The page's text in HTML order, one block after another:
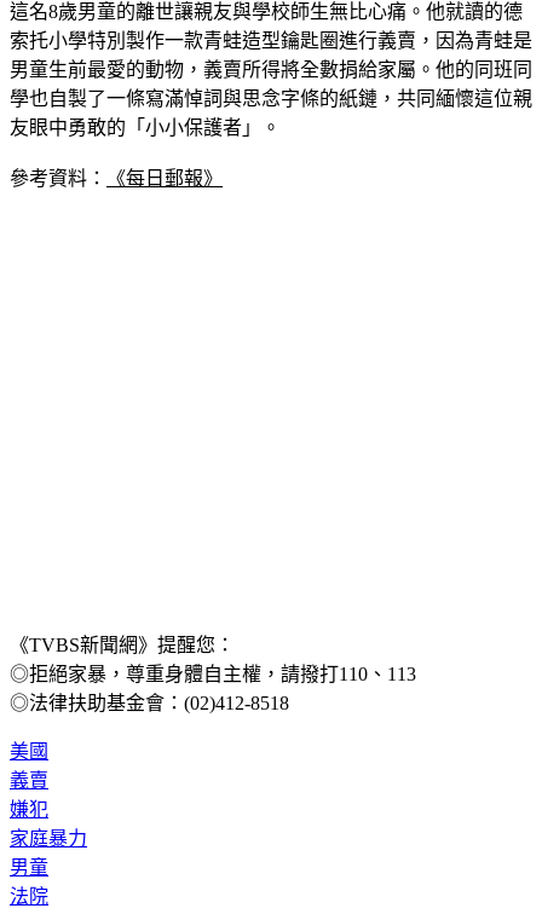
這名8歲男童的離世讓親友與學校師生無比心痛。他就讀的德
索托小學特別製作一款青蛙造型鑰匙圈進行義賣，因為青蛙是
男童生前最愛的動物，義賣所得將全數捐給家屬。他的同班同
學也自製了一條寫滿悼詞與思念字條的紙鏈，共同緬懷這位親
友眼中勇敢的「小小保護者」。
參考資料： 《每日郵報》
《TVBS新聞網》提醒您：
◎拒絕家暴，尊重身體自主權，請撥打110、113
◎法律扶助基金會：(02)412-8518
美國
義賣
嫌犯
家庭暴力
男童
法院